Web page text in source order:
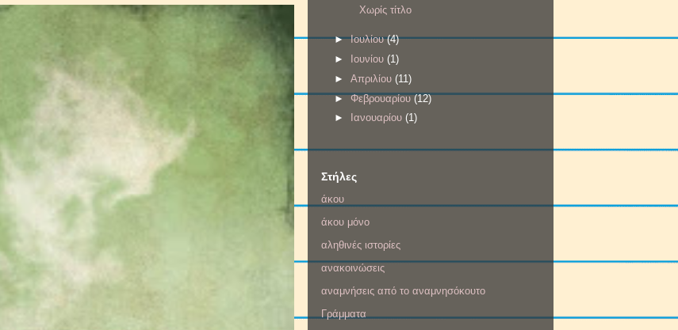
Χωρίς τίτλο
►Ιουλίου(4)
►
Ιουνίου (1)
► Απριλίου (11)
►Φεβρουαρίου(12)
►
Ιανουαρίου (1)
Στήλες
άκου
άκου μόνο
αληθινές ιστορίες
ανακοινώσεις
αναμνήσεις από το αναμνησόκουτο
Γράμματα